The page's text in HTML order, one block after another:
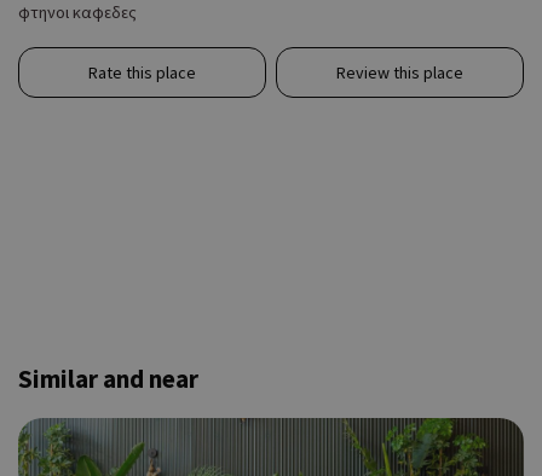
φτηνοι καφεδες
Rate this place Review this place
Similar and near